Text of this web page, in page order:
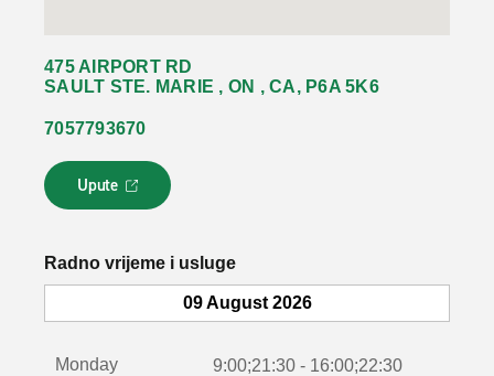
475 AIRPORT RD
SAULT STE. MARIE , ON , CA, P6A 5K6
7057793670
Upute
L
i
k
o
Radno vrijeme i usluge
09 August 2026
Monday 9:00;21:30 - 16:00;22:30